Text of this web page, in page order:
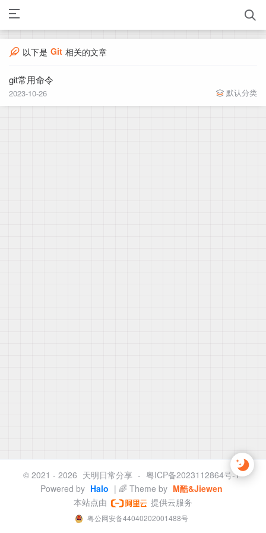
以下是 Git 相关的文章
git常用命令
2023-10-26 默认分类
© 2021 - 2026 天明日常分享 - 粤ICP备2023112864号-1
Powered by Halo | 🌈 Theme by M酷&Jiewen
本站点由
提供云服务
粤公网安备44040202001488号